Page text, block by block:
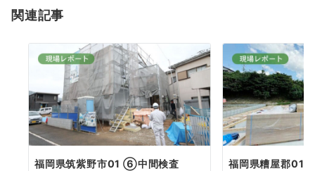
ョ
関連記事
福岡県筑紫野市01 ⑥中間検査 福岡県糟屋郡01